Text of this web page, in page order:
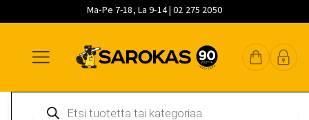
Ma-Pe 7-18, La 9-14 | 02 275 2050
navigointiin
sisältöön
pääsisältöön
search